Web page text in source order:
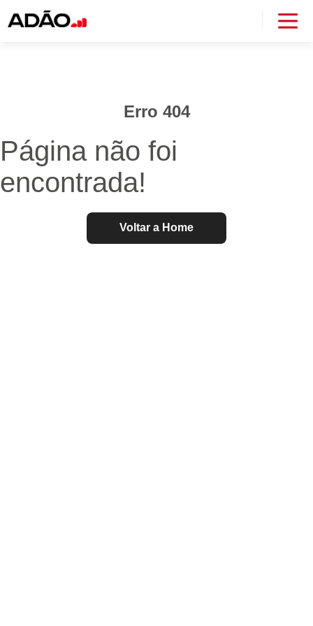
Erro 404
Página não foi
encontrada!
Voltar a Home